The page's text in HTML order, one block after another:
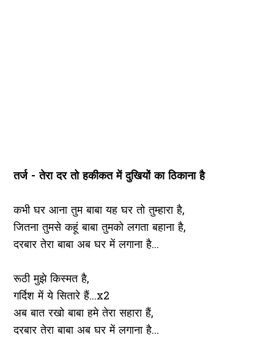
तर्ज - तेरा दर तो हकीकत में दुखियों का ठिकाना है
कभी घर आना तुम बाबा यह घर तो तुम्हारा है,
जितना तुमसे कहूं बाबा तुमको लगता बहाना है,
दरबार तेरा बाबा अब घर में लगाना है...
रूठी मुझे किस्मत है,
गर्दिश में ये सितारे हैं...x2
अब बात रखो बाबा हमे तेरा सहारा हैं,
दरबार तेरा बाबा अब घर में लगाना है...